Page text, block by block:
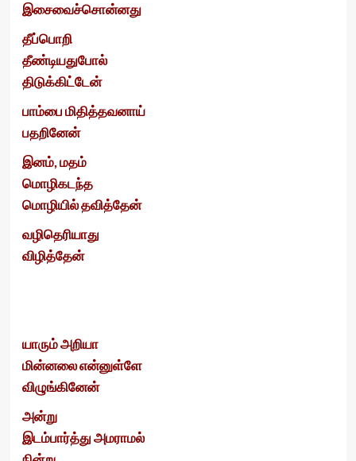
இசைவைச்சொன்னது
தீப்பொறி
தீண்டியதுபோல்
திடுக்கிட்டேன்
பாம்பை மிதித்தவனாய்
பதறினேன்
இனம், மதம்
மொழிகடந்த
மொழியில் தவித்தேன்
வழிதெரியாது
விழித்தேன்
யாரும் அறியா
மின்னலை என்னுள்ளே
விழுங்கினேன்
அன்று
இடம்பார்த்து அமராமல்